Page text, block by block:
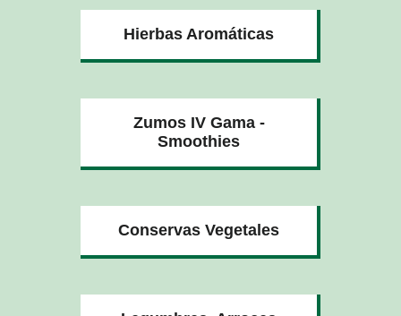
Hierbas Aromáticas
Zumos IV Gama -
Smoothies
Conservas Vegetales